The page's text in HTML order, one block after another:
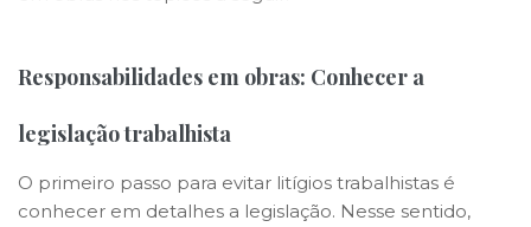
Responsabilidades em obras: Conhecer a
legislação trabalhista
O primeiro passo para evitar litígios trabalhistas é
conhecer em detalhes a legislação. Nesse sentido,